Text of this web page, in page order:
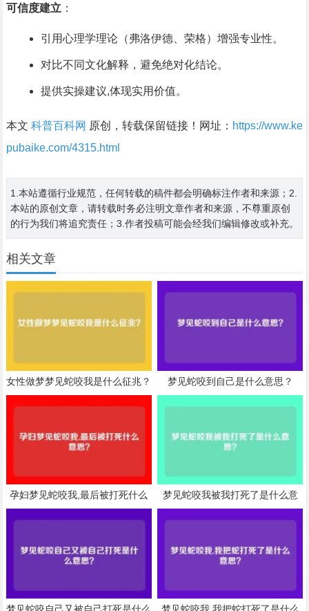
可信度建立：
引用心理学理论（弗洛伊德、荣格）增强专业性。
对比不同文化解释，避免绝对化结论。
提供实操建议,体现实用价值。
本文 科普百科网 原创，转载保留链接！网址： https://www.ke
pubaike.com/4315.html
1.本站遵循行业规范，任何转载的稿件都会明确标注作者和来源；2.
本站的原创文章，请转载时务必注明文章作者和来源，不尊重原创
的行为我们将追究责任；3.作者投稿可能会经我们编辑修改或补充。
相关文章
女性做梦梦见蛇咬我是什么征兆？ 梦见蛇咬到自己是什么意思？
孕妇梦见蛇咬我,最后被打死什么
意思？
梦见蛇咬我被我打死了是什么意
思？